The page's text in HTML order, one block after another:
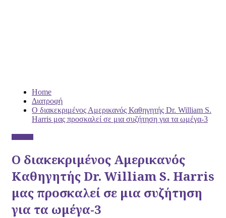
Home
Διατροφή
Ο διακεκριμένος Αμερικανός Καθηγητής Dr. William S.
Harris μας προσκαλεί σε μια συζήτηση για τα ωμέγα-3
Ο διακεκριμένος Αμερικανός
Καθηγητής Dr. William S. Harris
μας προσκαλεί σε μια συζήτηση
για τα ωμέγα-3